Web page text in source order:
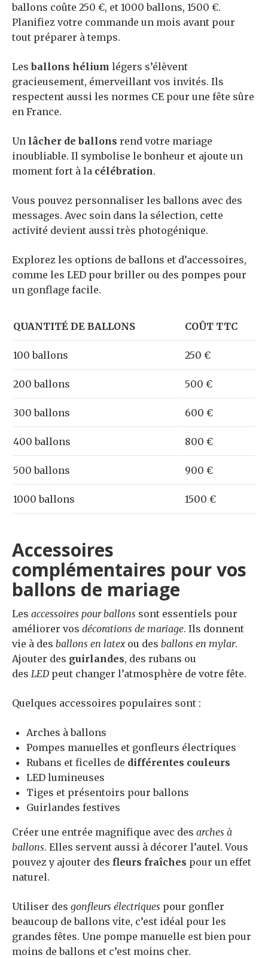
ballons coûte 250 €, et 1000 ballons, 1500 €.
Planifiez votre commande un mois avant pour
tout préparer à temps.
Lesballons hélium légers s’élèvent
gracieusement, émerveillant vos invités. Ils
respectent aussi les normes CE pour une fête sûre
en France.
Un lâcher de ballons rend votre mariage
inoubliable. Il symbolise le bonheur et ajoute un
moment fort à la célébration.
Vous pouvez personnaliser les ballons avec des
messages. Avec soin dans la sélection, cette
activité devient aussi très photogénique.
Explorez les options de ballons et d’accessoires,
comme les LED pour briller ou des pompes pour
un gonflage facile.
QUANTITÉ DE BALLONS COÛT TTC
100 ballons 250 €
200 ballons 500 €
300 ballons 600 €
400 ballons 800 €
500 ballons 900 €
1000 ballons 1500 €
Accessoires
complémentaires pour vos
ballons de mariage
Les accessoires pour ballons sont essentiels pour
améliorer vos décorations de mariage. Ils donnent
vie à des ballons en latex ou des ballons en mylar.
Ajouter des guirlandes, des rubans ou
des LED peut changer l’atmosphère de votre fête.
Quelques accessoires populaires sont :
Arches à ballons
Pompes manuelles et gonfleurs électriques
Rubans et ficelles de différentes couleurs
LED lumineuses
Tiges et présentoirs pour ballons
Guirlandes festives
Créer une entrée magnifique avec des arches à
ballons. Elles servent aussi à décorer l’autel. Vous
pouvez y ajouter des fleurs fraîches pour un effet
naturel.
Utiliser des gonfleurs électriques pour gonfler
beaucoup de ballons vite, c’est idéal pour les
grandes fêtes. Une pompe manuelle est bien pour
moins de ballons et c’est moins cher.